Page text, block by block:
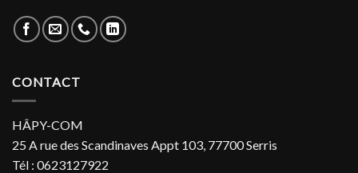
CONTACT
HÂPY-COM
25 A rue des Scandinaves Appt 103, 77700 Serris
Tél : 0623127922